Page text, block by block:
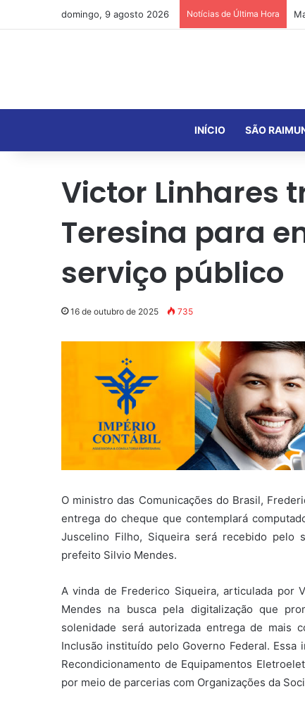
domingo, 9 agosto 2026 Notícias de Última Hora
INÍCIO SÃO
Victor Linhares
Teresina para
serviço público
16 de outubro de 2025 735
O ministro das Comunicações do Brasil,
entrega do cheque que contemplará
Juscelino Filho, Siqueira será recebido pelo
prefeito Silvio Mendes.
A vinda de Frederico Siqueira, articulada por
Mendes na busca pela digitalização que
solenidade será autorizada entrega de mais
Inclusão instituído pelo Governo Federal.
Recondicionamento de Equipamentos
por meio de parcerias com Organizações da